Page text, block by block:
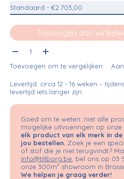
Toevoegen aan
Aantal:
Toevoegen om te vergelijken
Levertijd: circa 12 - 16 weken –
levertijd iets langer zijn
Goed om te weten: niet alle
mogelijke uitvoeringen op onze
elk product van elk merk in
jou bestellen. Zoek je een
of stof die je niet terugvindt?
info@tillborg.be , bel ons op 03
onze 300m² showroom in
We helpen je graag verder!